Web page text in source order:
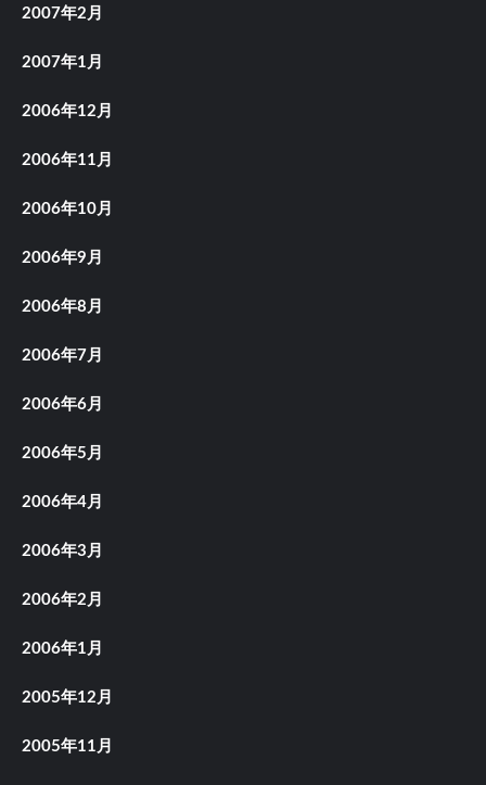
2007年2月
2007年1月
2006年12月
2006年11月
2006年10月
2006年9月
2006年8月
2006年7月
2006年6月
2006年5月
2006年4月
2006年3月
2006年2月
2006年1月
2005年12月
2005年11月